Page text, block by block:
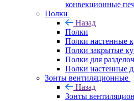
конвекционные
Полки
Назад
Полки
Полки настенные
Полки закрытые
Полки для
Полки настенные
Зонты вентиляционные
Назад
Зонты